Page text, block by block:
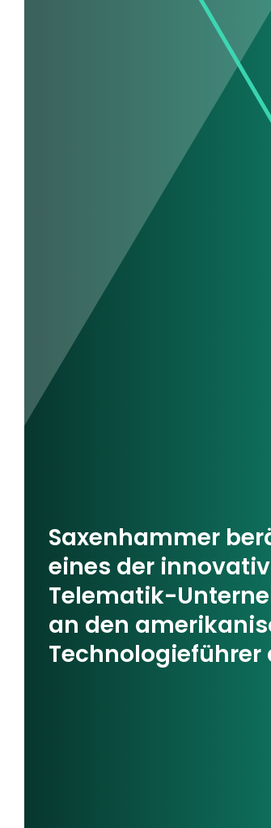
Saxenhammer
eines der
Telematik-
an den
Technologieführer